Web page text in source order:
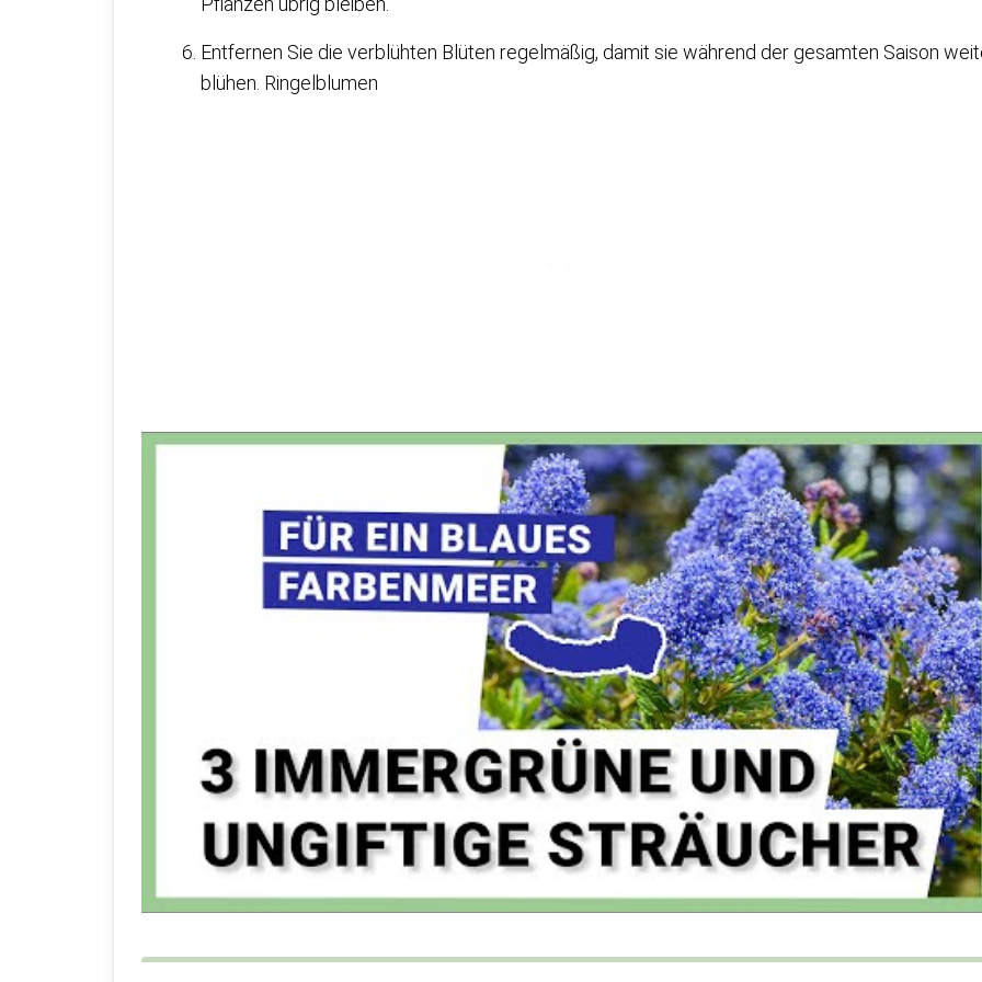
Entfernen Sie die verblühten Blüten regelmäßig, damit sie während der gesamten Saison
blühen. Ringelblumen